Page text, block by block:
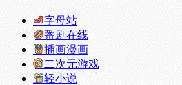
字母站
番剧在线
插画漫画
二次元游戏
轻小说